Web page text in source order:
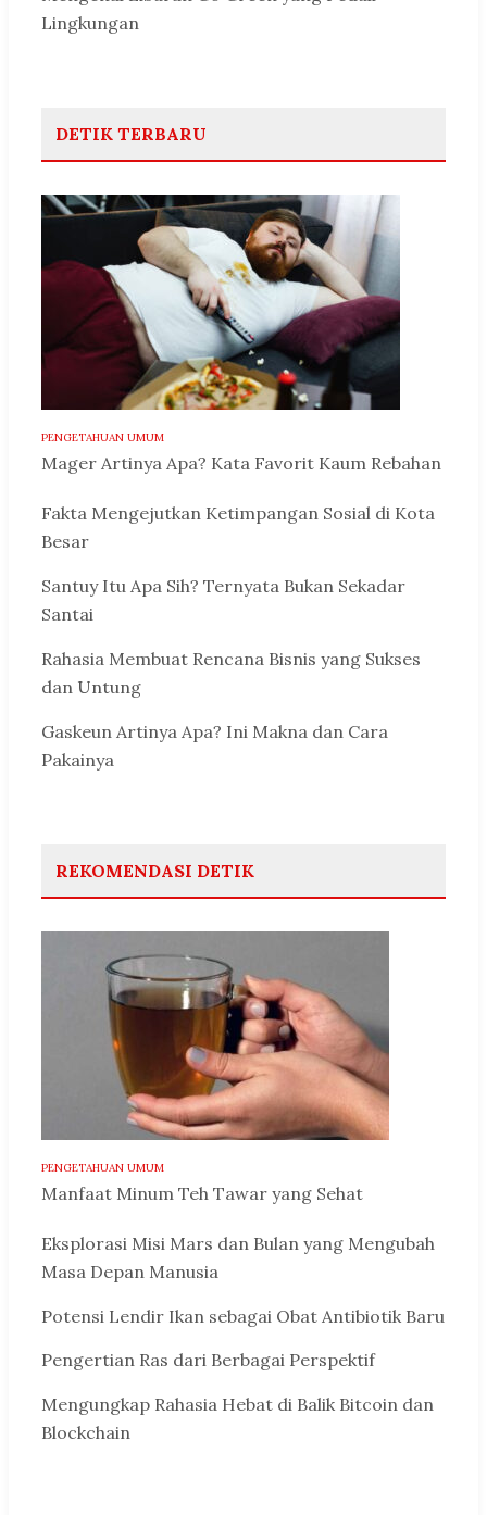
Lingkungan
DETIK TERBARU
PENGETAHUAN UMUM
Mager Artinya Apa? Kata Favorit Kaum Rebahan
Fakta Mengejutkan Ketimpangan Sosial di Kota
Besar
Santuy Itu Apa Sih? Ternyata Bukan Sekadar
Santai
Rahasia Membuat Rencana Bisnis yang Sukses
dan Untung
Gaskeun Artinya Apa? Ini Makna dan Cara
Pakainya
REKOMENDASI DETIK
PENGETAHUAN UMUM
Manfaat Minum Teh Tawar yang Sehat
Eksplorasi Misi Mars dan Bulan yang Mengubah
Masa Depan Manusia
Potensi Lendir Ikan sebagai Obat Antibiotik Baru
Pengertian Ras dari Berbagai Perspektif
Mengungkap Rahasia Hebat di Balik Bitcoin dan
Blockchain